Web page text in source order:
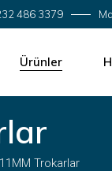
486 3379
Ürünler
Ameliyat İplikleri
Laparoskopik
Ağımız
Ameliyat
11MM Trokarlar